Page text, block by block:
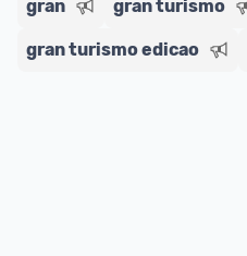
gran
gran turismo
gran turismo edicao